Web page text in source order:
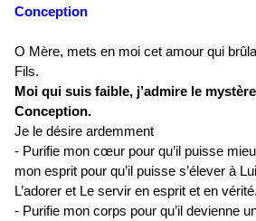
Conception
O Mère, mets en moi cet amour qui
Fils.
Moi qui suis faible, j’admire le
Conception.
Je le désire ardemment
- Purifie mon cœur pour qu’il puisse
mon esprit pour qu’il puisse s’élever à
L’adorer et Le servir en esprit et en vérité.
- Purifie mon corps pour qu’il devienne